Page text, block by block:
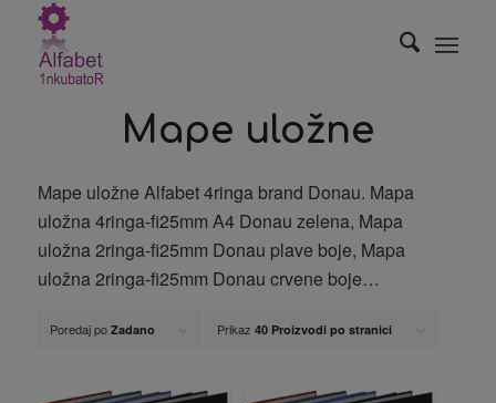
Mape uložne
Mape uložne Alfabet 4ringa brand Donau. Mapa
uložna 4ringa-fi25mm A4 Donau zelena, Mapa
uložna 2ringa-fi25mm Donau plave boje, Mapa
uložna 2ringa-fi25mm Donau crvene boje…
Poredaj po Zadano Prikaz 40 Proizvodi po stranici